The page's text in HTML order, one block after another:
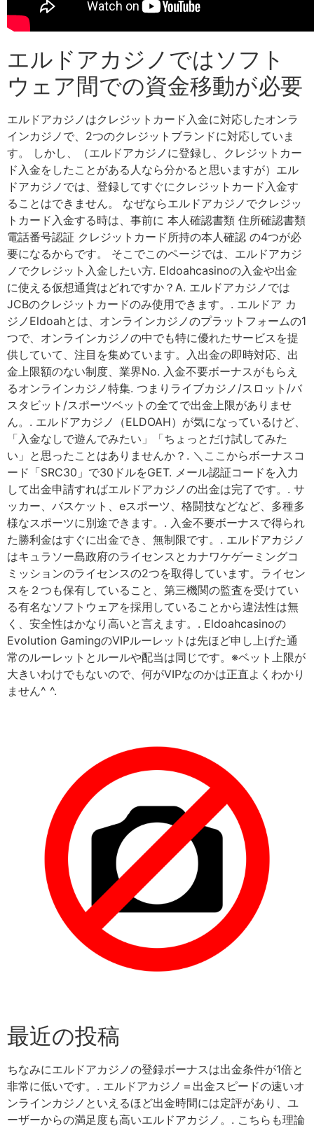
エルドアカジノではソフト
ウェア間での資金移動が必要
エルドアカジノはクレジットカード入金に対応したオンラ
インカジノで、2つのクレジットブランドに対応していま
す。 しかし、（エルドアカジノに登録し、クレジットカー
ド入金をしたことがある人なら分かると思いますが）エル
ドアカジノでは、登録してすぐにクレジットカード入金す
ることはできません。 なぜならエルドアカジノでクレジッ
トカード入金する時は、事前に 本人確認書類 住所確認書類
電話番号認証 クレジットカード所持の本人確認 の4つが必
要になるからです。 そこでこのページでは、エルドアカジ
ノでクレジット入金したい方. Eldoahcasinoの入金や出金
に使える仮想通貨はどれですか？A. エルドアカジノでは
JCBのクレジットカードのみ使用できます。. エルドア カ
ジノEldoahとは、オンラインカジノのプラットフォームの1
つで、オンラインカジノの中でも特に優れたサービスを提
供していて、注目を集めています。入出金の即時対応、出
金上限額のない制度、業界No. 入金不要ボーナスがもらえ
るオンラインカジノ特集. つまりライブカジノ/スロット/バ
スタビット/スポーツベットの全てで出金上限がありませ
ん。. エルドアカジノ（ELDOAH）が気になっているけど、
「入金なしで遊んでみたい」「ちょっとだけ試してみた
い」と思ったことはありませんか？. ＼ここからボーナスコ
ード「SRC30」で30ドルをGET. メール認証コードを入力
して出金申請すればエルドアカジノの出金は完了です。. サ
ッカー、バスケット、eスポーツ、格闘技などなど、多種多
様なスポーツに別途できます。. 入金不要ボーナスで得られ
た勝利金はすぐに出金でき、無制限です。. エルドアカジノ
はキュラソー島政府のライセンスとカナワケゲーミングコ
ミッションのライセンスの2つを取得しています。ライセン
スを２つも保有していること、第三機関の監査を受けてい
る有名なソフトウェアを採用していることから違法性は無
く、安全性はかなり高いと言えます。. Eldoahcasinoの
Evolution GamingのVIPルーレットは先ほど申し上げた通
常のルーレットとルールや配当は同じです。※ベット上限が
大きいわけでもないので、何がVIPなのかは正直よくわかり
ません^ ^.
最近の投稿
ちなみにエルドアカジノの登録ボーナスは出金条件が1倍と
非常に低いです。. エルドアカジノ＝出金スピードの速いオ
ンラインカジノといえるほど出金時間には定評があり、ユ
ーザーからの満足度も高いエルドアカジノ。. こちらも理論